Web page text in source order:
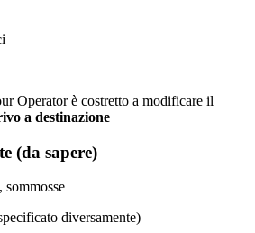
Operator è costretto a modificare il
a destinazione
(da sapere)
sommosse
diversamente)